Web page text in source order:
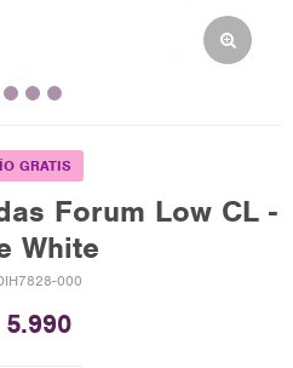
GRATIS
Forum Low CL -
White
000
5.990